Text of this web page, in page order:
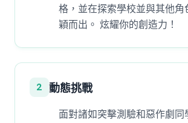
格，並在探索學校並與其他角
穎而出。 炫耀你的創造力！
2 動態挑戰
面對諸如突擊測驗和惡作劇同